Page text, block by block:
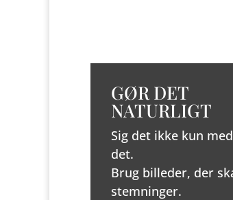
GØR DET
NATURLIGT
Sig det ikke kun
det.
Brug billeder, der
stemninger.